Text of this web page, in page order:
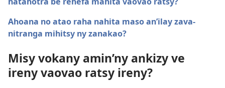
Ahoana no atao raha nahita maso an’ilay zava-
nitranga mihitsy ny zanakao?
Misy vokany amin’ny ankizy ve
ireny vaovao ratsy ireny?